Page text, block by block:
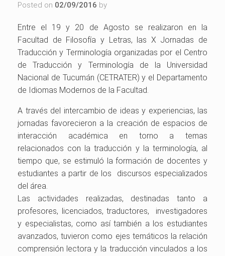
Posted on 02/09/2016 by
Entre el 19 y 20 de Agosto se realizaron en la
Facultad de Filosofía y Letras, las X Jornadas de
Traducción y Terminología organizadas por el Centro
de Traducción y Terminología de la Universidad
Nacional de Tucumán (CETRATER) y el Departamento
de Idiomas Modernos de la Facultad.
A través del intercambio de ideas y experiencias, las
jornadas favorecieron a la creación de espacios de
interacción académica en torno a temas
relacionados con la traducción y la terminología, al
tiempo que, se estimuló la formación de docentes y
estudiantes a partir de los discursos especializados
del área.
Las actividades realizadas, destinadas tanto a
profesores, licenciados, traductores, investigadores
y especialistas, como así también a los estudiantes
avanzados, tuvieron como ejes temáticos la relación
comprensión lectora y la traducción vinculados a los